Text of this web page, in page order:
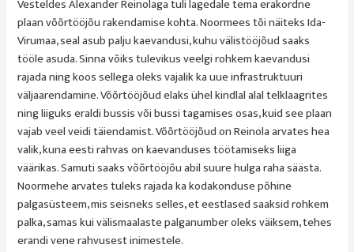
Vesteldes Alexander Reinolaga tuli lagedale tema erakordne
plaan võõrtööjõu rakendamise kohta. Noormees tõi näiteks Ida-
Virumaa, seal asub palju kaevandusi, kuhu välistööjõud saaks
tööle asuda. Sinna võiks tulevikus veelgi rohkem kaevandusi
rajada ning koos sellega oleks vajalik ka uue infrastruktuuri
väljaarendamine. Võõrtööjõud elaks ühel kindlal alal telklaagrites
ning liiguks eraldi bussis või bussi tagamises osas, kuid see plaan
vajab veel veidi täiendamist. Võõrtööjõud on Reinola arvates hea
valik, kuna eesti rahvas on kaevanduses töötamiseks liiga
väärikas. Samuti saaks võõrtööjõu abil suure hulga raha säästa.
Noormehe arvates tuleks rajada ka kodakonduse põhine
palgasüsteem, mis seisneks selles, et eestlased saaksid rohkem
palka, samas kui välismaalaste palganumber oleks väiksem, tehes
erandi vene rahvusest inimestele.